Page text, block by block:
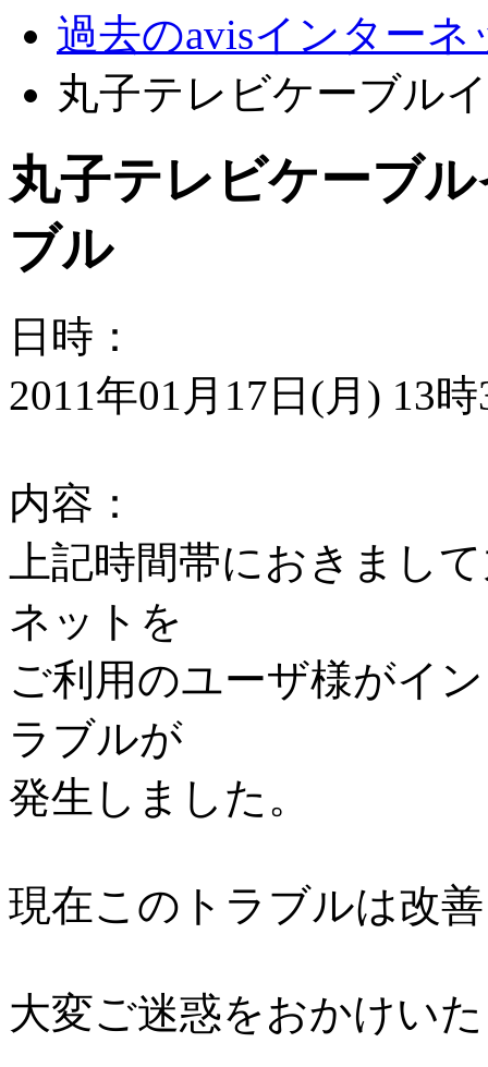
過去のavisインターネ
丸子テレビケーブル
丸子テレビケーブ
ブル
日時：
2011年01月17日(月) 13
内容：
上記時間帯におきまし
ネットを
ご利用のユーザ様がイ
ラブルが
発生しました。
現在このトラブルは改
大変ご迷惑をおかけい